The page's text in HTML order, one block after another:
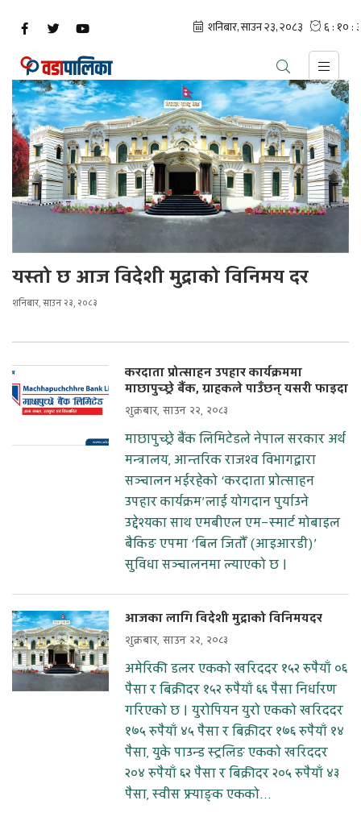
यस्तो छ आज विदेशी मुद्राको विनिमय दर
शनिबार, साउन २३, २०८३
करदाता प्रोत्साहन उपहार कार्यक्रममा
माछापुच्छ्रे बैंक, ग्राहकले पाउँछन् यसरी फाइदा
शुक्रबार, साउन २२, २०८३
माछापुच्छ्रे बैंक लिमिटेडले नेपाल सरकार अर्थ
मन्त्रालय, आन्तरिक राजश्व विभागद्वारा
सञ्चालन भईरहेको ‘करदाता प्रोत्साहन
उपहार कार्यक्रम’लाई योगदान पुर्याउने
उद्देश्यका साथ एमबीएल एम–स्मार्ट मोबाइल
बैकिङ एपमा ‘बिल जितौँ (आइआरडी)’
सुविधा सञ्चालनमा ल्याएको छ ।
आजका लागि विदेशी मुद्राको विनिमयदर
शुक्रबार, साउन २२, २०८३
अमेरिकी डलर एकको खरिददर १५२ रुपैयाँ ०६
पैसा र बिक्रीदर १५२ रुपैयाँ ६६ पैसा निर्धारण
गरिएको छ । युरोपियन युरो एकको खरिददर
१७५ रुपैयाँ ४५ पैसा र बिक्रीदर १७६ रुपैयाँ १४
पैसा, युके पाउन्ड स्ट्रलिङ एकको खरिददर
२०४ रुपैयाँ ६२ पैसा र बिक्रीदर २०५ रुपैयाँ ४३
पैसा, स्वीस फ्र्याङ्क एकको...